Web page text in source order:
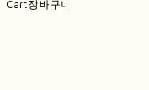
Cart장바구니